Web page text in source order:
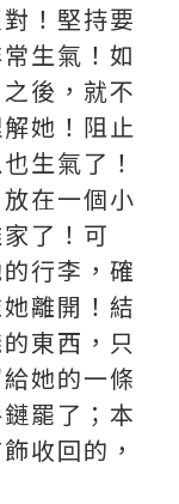
！堅持要
生氣！如
後，就不
她！阻止
生氣了！
在一個小
了！可
行李，確
離開！結
東西，只
她的一條
罷了；本
收回的，